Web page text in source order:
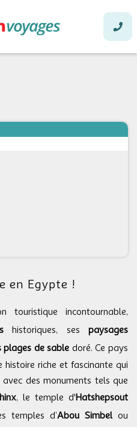
en Egypte !
touristique incontournable,
historiques, ses paysages
plages de sable doré. Ce pays
histoire riche et fascinante qui
des monuments tels que
, le temple d'Hatshepsout
temples d’Abou Simbelou